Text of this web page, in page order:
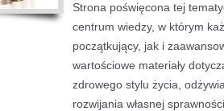
Strona poświęcona tej
centrum wiedzy, w którym
początkujący, jak i
wartościowe materiały
zdrowego stylu życia,
rozwijania własnej